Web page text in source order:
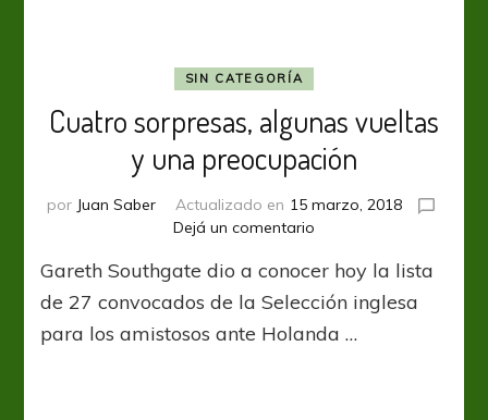
SIN CATEGORÍA
Cuatro sorpresas, algunas vueltas
y una preocupación
por Juan Saber Actualizado en 15 marzo, 2018
Dejá un comentario
sorpresas,
algunas
y
Gareth Southgate dio a conocer hoy la lista
de 27 convocados de la Selección inglesa
para los amistosos ante Holanda …